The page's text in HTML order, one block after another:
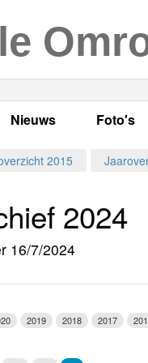
Maandag
Nieuws
Actueel Lokaal
Kabelkrant
Foto's
2015
2024
16/7/2024
2019 2018 2017